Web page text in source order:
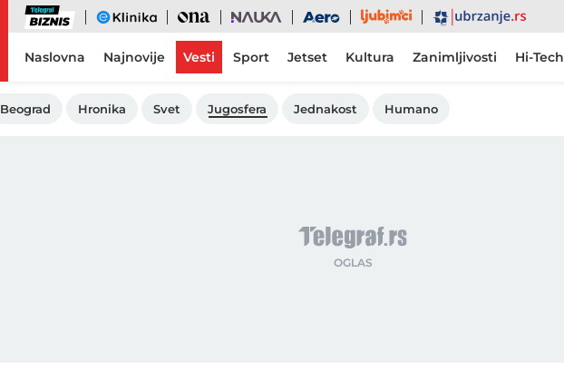
Biznis eKlinika Ona Nauka Aero Ljubimci Ubrzanje
Naslovna Najnovije Vesti Sport Jetset Kultura Zanimljivosti Hi-Tech
Beograd Hronika Svet Jugosfera Jednakost Humano